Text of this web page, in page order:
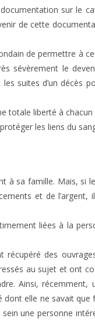
sur le
de cette
de permettre à
sévèrement le
suites d’un décès
totale liberté à
les liens du
à sa famille. Mais, si
et de
liées à la
récupéré des
au sujet et ont
Ainsi,
elle ne savait
une personne